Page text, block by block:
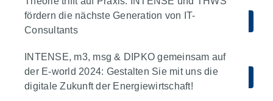
Mehr erfahren Unternehmen
Am 31. Januar 2024 findet die jährliche
epilot World statt. Die ganztägige
Energiewende und Digitalisierung.
Unternehmen Plattformen & Integration
fördern die nächste Generation von IT-
Consultants
In Kooperation mit der Technischen
Hochschule Würzburg-Schweinfurt
(THWS) hat INTENSE eine besondere
INTENSE, m3, msg & DIPKO gemeinsam auf
der E-world 2024: Gestalten Sie mit uns die
digitale Zukunft der Energiewirtschaft!